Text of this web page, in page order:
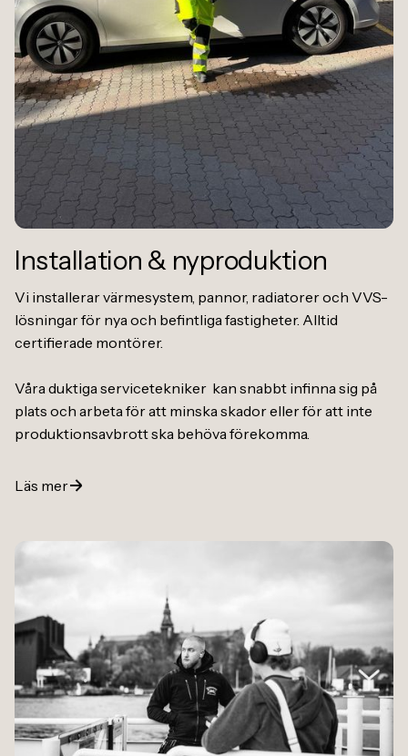
Installation & nyproduktion
Vi installerar värmesystem, pannor, radiatorer och VVS-
lösningar för nya och befintliga fastigheter. Alltid
certifierade montörer.
Våra duktiga servicetekniker kan snabbt infinna sig på
plats och arbeta för att minska skador eller för att inte
produktionsavbrott ska behöva förekomma.
Läs mer